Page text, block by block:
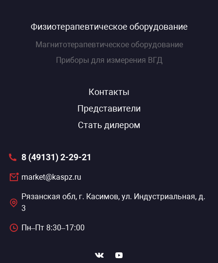
Физиотерапевтическое оборудование
Магнитотерапевтическое оборудование
Приборы для измерения ВГД
Контакты
Представители
Стать дилером
8 (49131) 2-29-21
market@kaspz.ru
Рязанская обл, г. Касимов, ул. Индустриальная, д.
3
Пн–Пт 8:30–17:00